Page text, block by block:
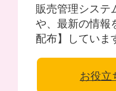
販売管理システ
や、最新の情報
配布】していま
お役立